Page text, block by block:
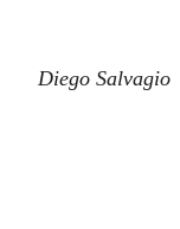
Diego Salvagio